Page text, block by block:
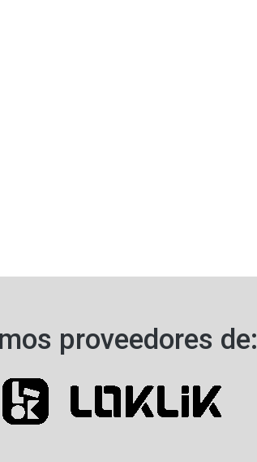
proveedores de:​